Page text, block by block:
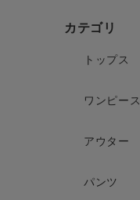
カテゴリ
トップス
ワンピース
アウター
パンツ